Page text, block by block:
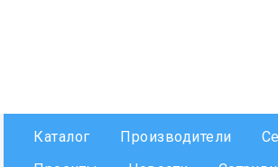
Каталог Производители